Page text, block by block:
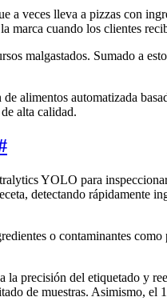
a veces lleva a pizzas con
cuando los clientes
malgastados. Sumado a
alimentos automatizada
alta calidad.
YOLO para
detectando rápidamente
o contaminantes
la precisión del etiquetado y
de muestras. Asimismo, el